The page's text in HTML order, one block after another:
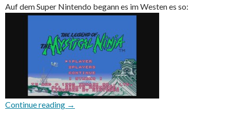
Auf dem Super Nintendo begann es im Westen es so:
Continue reading The Legend of the Mystical Ninja
→